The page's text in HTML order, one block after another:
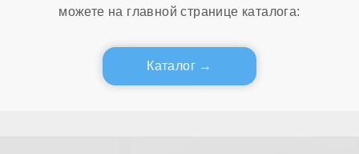
можете на главной странице каталога:
Каталог